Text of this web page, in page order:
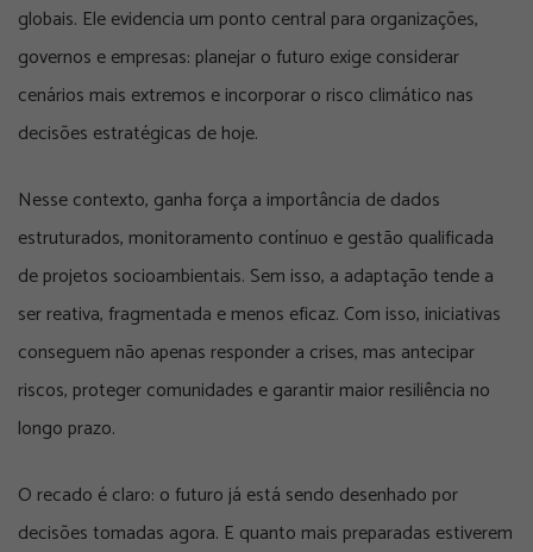
globais. Ele evidencia um ponto central para organizações,
governos e empresas: planejar o futuro exige considerar
cenários mais extremos e incorporar o risco climático nas
decisões estratégicas de hoje.
Nesse contexto, ganha força a importância de dados
estruturados, monitoramento contínuo e gestão qualificada
de projetos socioambientais. Sem isso, a adaptação tende a
ser reativa, fragmentada e menos eficaz. Com isso, iniciativas
conseguem não apenas responder a crises, mas antecipar
riscos, proteger comunidades e garantir maior resiliência no
longo prazo.
O recado é claro: o futuro já está sendo desenhado por
decisões tomadas agora. E quanto mais preparadas estiverem